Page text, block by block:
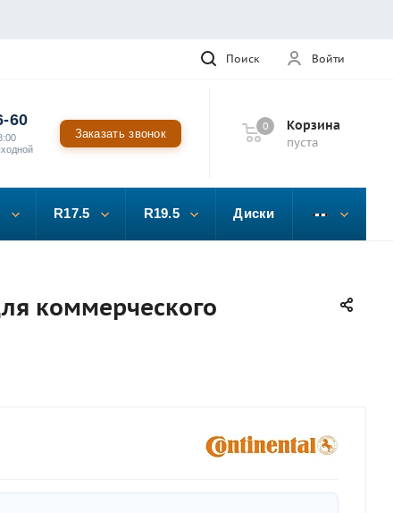
Войти
Поиск
Корзина
пуста
0
60
Заказать звонок
R17.5 R19.5 Диски
коммерческого